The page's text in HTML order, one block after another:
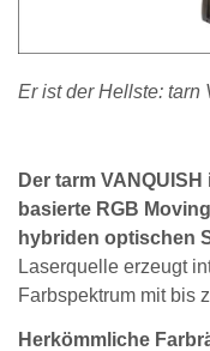
Er ist der Hellste: tarn
Der tarm
basierte RGB
hybriden optischen
Laserquelle erzeugt
Farbspektrum mit bis
Herkömmliche